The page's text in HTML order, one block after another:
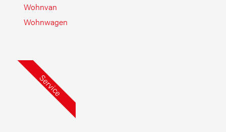
Wohnvan
Wohnwagen
Service